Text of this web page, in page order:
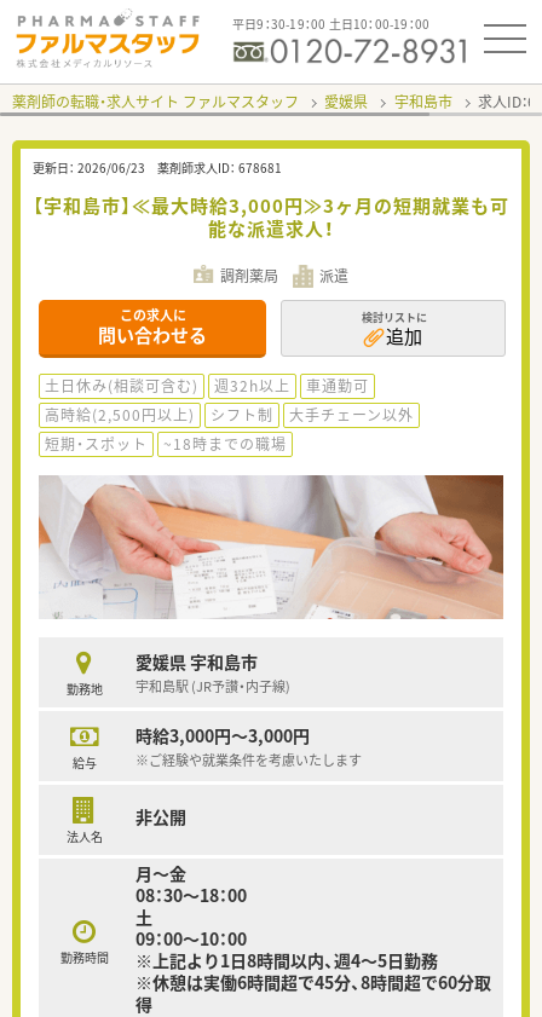
平日9：30-19：00 土日10：00-19：00
薬剤師の転職・求人サイト ファルマスタッフ 愛媛県 宇和島市 求人ID：
更新日： 2026/06/23 薬剤師求人ID： 678681
【宇和島市】≪最大時給3,000円≫3ヶ月の短期就業も可
能な派遣求人！
調剤薬局 派遣
この求人に
問い合わせる
検討リストに
追加
土日休み(相談可含む) 週32h以上
車通勤可
高時給(2,500円以上)
シフト制
大手チェーン以外
短期・スポット
~18時までの職場
勤務地
愛媛県 宇和島市
宇和島駅 (JR予讃・内子線)
給与
時給3,000円～3,000円
※ご経験や就業条件を考慮いたします
法人名
非公開
勤務時間
月～金
08：30～18：00
土
09：00～10：00
※上記より1日8時間以内、週4～5日勤務
※休憩は実働6時間超で45分、8時間超で60分取
得